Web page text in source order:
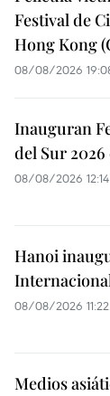
Festival de
Hong Kong
08/08/2026
Inauguran
del Sur 2026
08/08/2026 12:14
Hanoi
08/08/2026 11:22
Medios